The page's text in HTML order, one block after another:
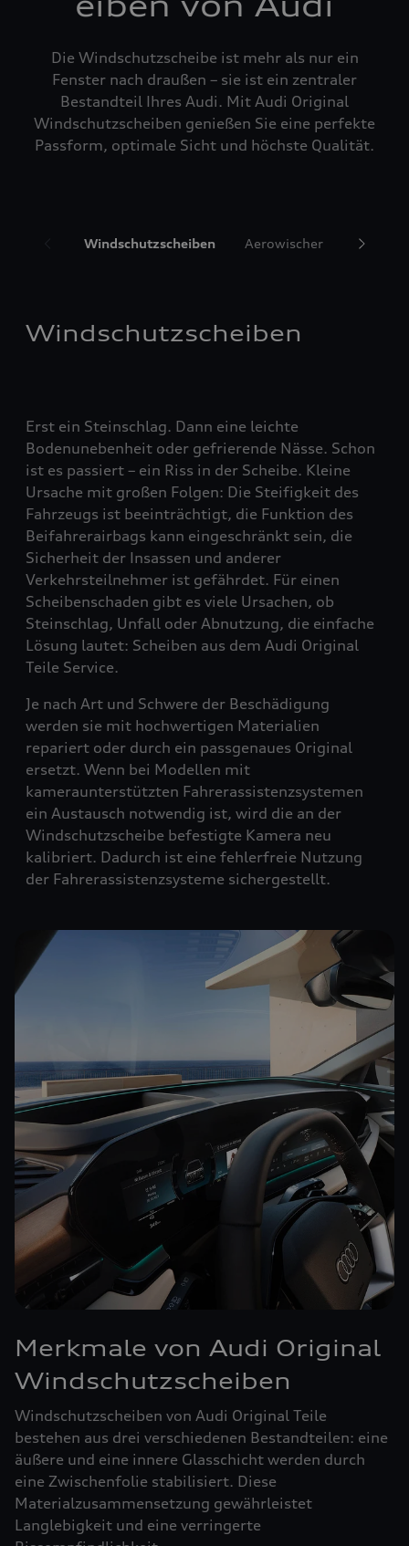
Die Windschutzscheibe ist mehr als nur ein
Fenster nach draußen – sie ist ein zentraler
Bestandteil Ihres Audi. Mit Audi Original
Windschutzscheiben genießen Sie eine perfekte
Passform, optimale Sicht und höchste Qualität.
Windschutzscheiben Aerowischer
Windschutzscheiben
Erst ein Steinschlag. Dann eine leichte
Bodenunebenheit oder gefrierende Nässe. Schon
ist es passiert – ein Riss in der Scheibe. Kleine
Ursache mit großen Folgen: Die Steifigkeit des
Fahrzeugs ist beeinträchtigt, die Funktion des
Beifahrerairbags kann eingeschränkt sein, die
Sicherheit der Insassen und anderer
Verkehrsteilnehmer ist gefährdet. Für einen
Scheibenschaden gibt es viele Ursachen, ob
Steinschlag, Unfall oder Abnutzung, die einfache
Lösung lautet: Scheiben aus dem Audi Original
Teile Service.
Je nach Art und Schwere der Beschädigung
werden sie mit hochwertigen Materialien
repariert oder durch ein passgenaues Original
ersetzt. Wenn bei Modellen mit
kameraunterstützten Fahrerassistenzsystemen
ein Austausch notwendig ist, wird die an der
Windschutzscheibe befestigte Kamera neu
kalibriert. Dadurch ist eine fehlerfreie Nutzung
der Fahrerassistenzsysteme sichergestellt.
Merkmale von Audi Original
Windschutzscheiben
Windschutzscheiben von Audi Original Teile
bestehen aus drei verschiedenen Bestandteilen: eine
äußere und eine innere Glasschicht werden durch
eine Zwischenfolie stabilisiert. Diese
Materialzusammensetzung gewährleistet
Langlebigkeit und eine verringerte